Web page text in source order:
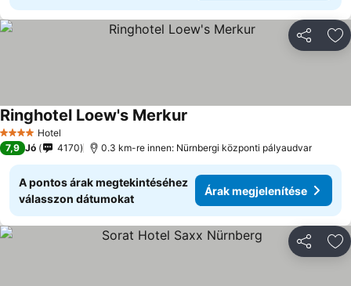
4 KategóriaHotel
Ringhotel Loew's Merkur
7,9 Jó 4170 0.3 km-re innen: Nürnbergi központi pályaudvar
A pontos árak megtekintéséhez
válasszon dátumokat
Árak megjelenítése